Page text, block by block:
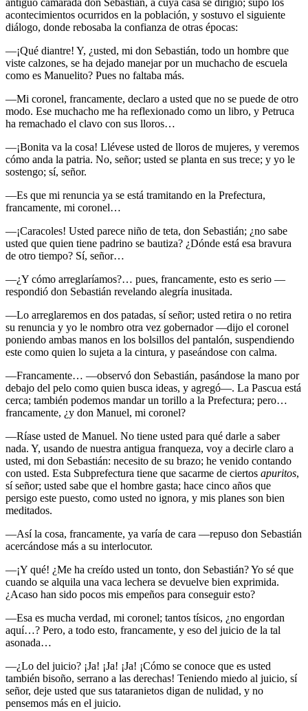
antiguo camarada don Sebastián, a cuya casa se dirigió; supo los
acontecimientos ocurridos en la población, y sostuvo el siguiente
diálogo, donde rebosaba la confianza de otras épocas:
—¡Qué diantre! Y, ¿usted, mi don Sebastián, todo un hombre que
viste calzones, se ha dejado manejar por un muchacho de escuela
como es Manuelito? Pues no faltaba más.
—Mi coronel, francamente, declaro a usted que no se puede de otro
modo. Ese muchacho me ha reflexionado como un libro, y Petruca
ha remachado el clavo con sus lloros…
—¡Bonita va la cosa! Llévese usted de lloros de mujeres, y veremos
cómo anda la patria. No, señor; usted se planta en sus trece; y yo le
sostengo; sí, señor.
—Es que mi renuncia ya se está tramitando en la Prefectura,
francamente, mi coronel…
—¡Caracoles! Usted parece niño de teta, don Sebastián; ¿no sabe
usted que quien tiene padrino se bautiza? ¿Dónde está esa bravura
de otro tiempo? Sí, señor…
—¿Y cómo arreglaríamos?… pues, francamente, esto es serio —
respondió don Sebastián revelando alegría inusitada.
—Lo arreglaremos en dos patadas, sí señor; usted retira o no retira
su renuncia y yo le nombro otra vez gobernador —dijo el coronel
poniendo ambas manos en los bolsillos del pantalón, suspendiendo
este como quien lo sujeta a la cintura, y paseándose con calma.
—Francamente… —observó don Sebastián, pasándose la mano por
debajo del pelo como quien busca ideas, y agregó—. La Pascua está
cerca; también podemos mandar un torillo a la Prefectura; pero…
francamente, ¿y don Manuel, mi coronel?
—Ríase usted de Manuel. No tiene usted para qué darle a saber
nada. Y, usando de nuestra antigua franqueza, voy a decirle claro a
usted, mi don Sebastián: necesito de su brazo; he venido contando
con usted. Esta Subprefectura tiene que sacarme de ciertos apuritos,
sí señor; usted sabe que el hombre gasta; hace cinco años que
persigo este puesto, como usted no ignora, y mis planes son bien
meditados.
—Así la cosa, francamente, ya varía de cara —repuso don Sebastián
acercándose más a su interlocutor.
—¡Y qué! ¿Me ha creído usted un tonto, don Sebastián? Yo sé que
cuando se alquila una vaca lechera se devuelve bien exprimida.
¿Acaso han sido pocos mis empeños para conseguir esto?
—Esa es mucha verdad, mi coronel; tantos tísicos, ¿no engordan
aquí…? Pero, a todo esto, francamente, y eso del juicio de la tal
asonada…
—¿Lo del juicio? ¡Ja! ¡Ja! ¡Ja! ¡Cómo se conoce que es usted
también bisoño, serrano a las derechas! Teniendo miedo al juicio, sí
señor, deje usted que sus tataranietos digan de nulidad, y no
pensemos más en el juicio.